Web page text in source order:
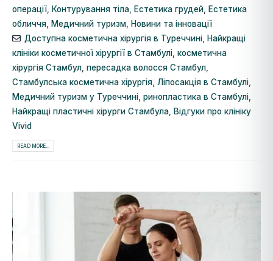
операції
Контурування тіла Естетика грудей
Естетика
обличчя
Медичний туризм
Новини та інновації
Доступна косметична хірургія в Туреччині,
Найкращі
клініки косметичної хірургії в Стамбулі косметична
хірургія Стамбул пересадка волосся Стамбул
Стамбулська косметична хірургія Ліпосакція в Стамбулі
Медичний туризм у Туреччині ринопластика в Стамбулі
Найкращі пластичні хірурги Стамбула
Відгуки про клініку
Vivid
READ MORE...